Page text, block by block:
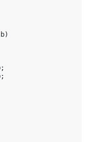
b)
;
;